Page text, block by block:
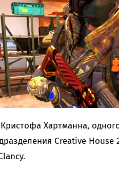
Хартманна,
Creative House